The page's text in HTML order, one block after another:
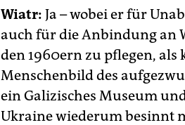
Wiatr: Ja – wobei er für
auch für die Anbindung an
den 1960ern zu pflegen,
Menschenbild des
ein Galizisches Museum
Ukraine wiederum besinnt